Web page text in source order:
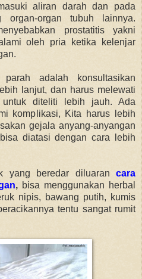
aliran darah dan pada
organ-organ tubuh lainnya.
prostatitis yakni
oleh pria ketika kelenjar
adalah konsultasikan
lanjut, dan harus melewati
diteliti lebih jauh. Ada
komplikasi, Kita harus lebih
gejala anyang-anyangan
diatasi dengan cara lebih
yang beredar diluaran cara
, bisa menggunakan herbal
nipis, bawang putih, kumis
tentu sangat rumit